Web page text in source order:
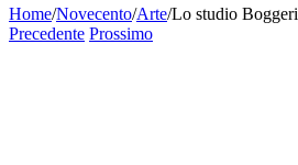
Home/Novecento/Arte/Lo studio Boggeri
Precedente Prossimo